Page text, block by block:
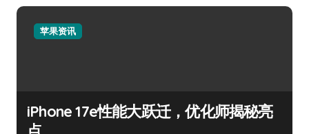
苹果资讯
iPhone 17e性能大跃迁，优化师揭秘亮